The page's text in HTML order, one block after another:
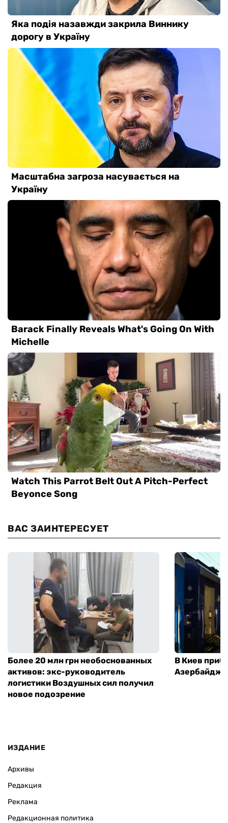
ВАС ЗАИНТЕРЕСУЕТ
Более 20 млн грн необоснованных
активов: экс-руководитель
логистики Воздушных сил получил
новое подозрение
В Киев
ИЗДАНИЕ
Архивы
Редакция
Реклама
Редакционная политика